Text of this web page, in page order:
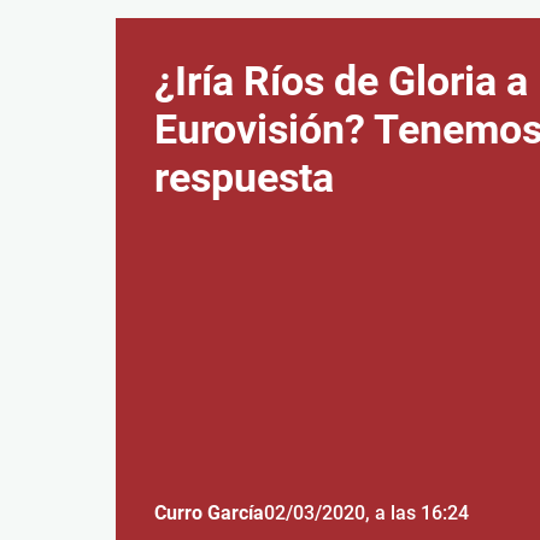
¿Iría Ríos de Gloria a
Eurovisión?
respuesta
Curro García02/03/2020, a las 16:24